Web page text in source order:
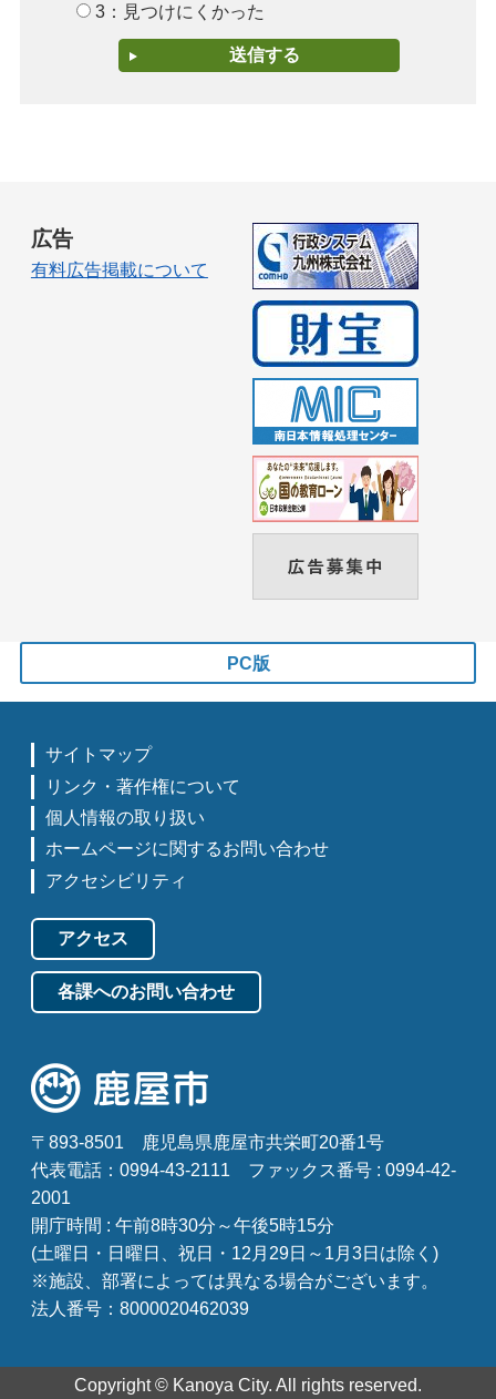
3：見つけにくかった
広告
有料広告掲載について
PC版
サイトマップ
リンク・著作権について
個人情報の取り扱い
ホームページに関するお問い合わせ
アクセシビリティ
アクセス
各課へのお問い合わせ
〒893-8501
鹿児島県鹿屋市共栄町20番1号
代表電話：0994-43-2111
ファックス番号 : 0994-42-
2001
開庁時間 : 午前8時30分～午後5時15分
(土曜日・日曜日、祝日・12月29日～1月3日は除く)
※施設、部署によっては異なる場合がございます。
法人番号：8000020462039
Copyright © Kanoya City. All rights reserved.